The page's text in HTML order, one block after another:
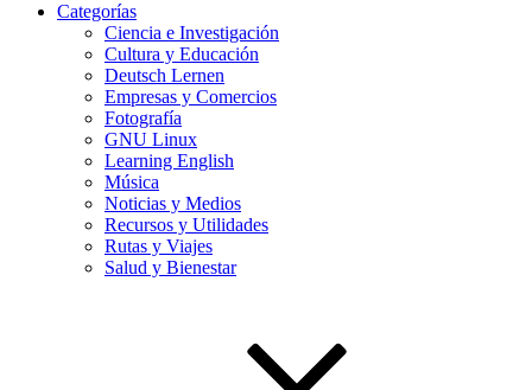
Categorías
Ciencia e Investigación
Cultura y Educación
Deutsch Lernen
Empresas y Comercios
Fotografía
GNU Linux
Learning English
Música
Noticias y Medios
Recursos y Utilidades
Rutas y Viajes
Salud y Bienestar